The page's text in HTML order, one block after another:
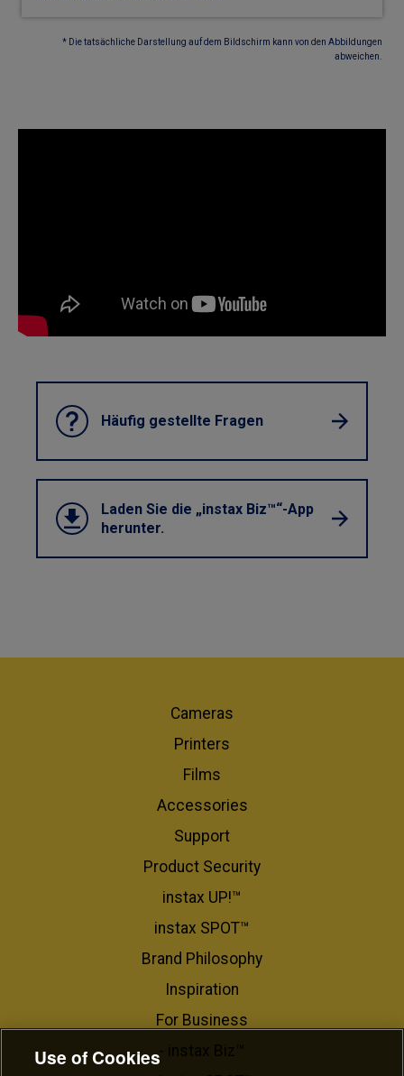
* Die tatsächliche Darstellung auf dem Bildschirm kann von den Abbildungen
abweichen.
Häufig gestellte Fragen
Laden Sie die „instax Biz™“-App
herunter.
Cameras
Printers
Films
Accessories
Support
Product Security
instax UP!™
instax SPOT™
Brand Philosophy
Inspiration
For Business​
- instax Biz™
Use of Cookies